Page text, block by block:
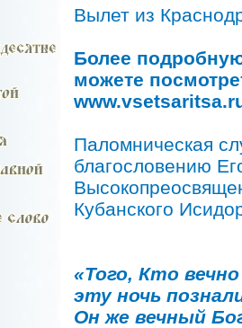
Вылет из
Более
можете
Паломническая
благословению
Кубанского
«Того, Кто
эту ночь
Он же вечный